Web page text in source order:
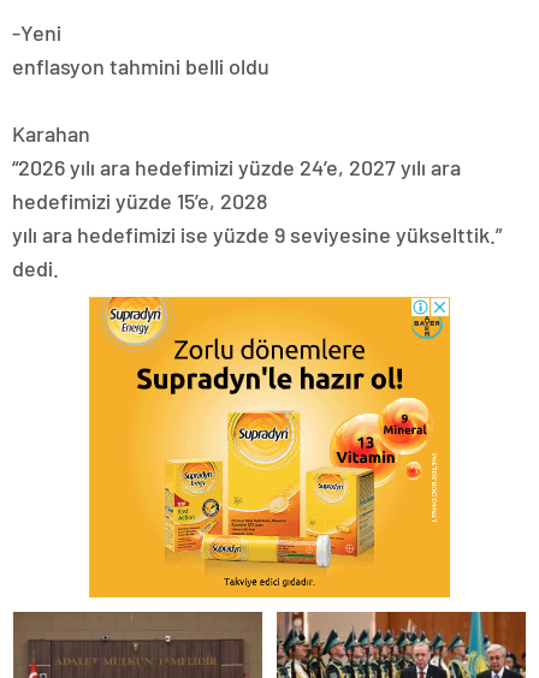
-Yeni
enflasyon tahmini belli oldu
Karahan
“2026 yılı ara hedefimizi yüzde 24’e, 2027 yılı ara
hedefimizi yüzde 15’e, 2028
yılı ara hedefimizi ise yüzde 9 seviyesine yükselttik.”
dedi.